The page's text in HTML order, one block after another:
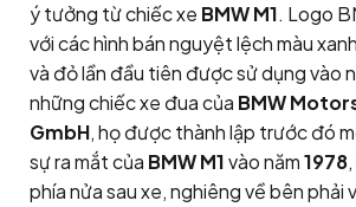
ý tưởng từ chiếc xe BMW M1. Logo
với các hình bán nguyệt lệch màu
và đỏ lần đầu tiên được sử dụng vào
những chiếc xe đua của BMW
GmbH, họ được thành lập trước đó
sự ra mắt của BMW M1vào năm1978
phía nửa sau xe, nghiêng về bên phải